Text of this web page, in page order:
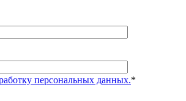
персональных данных.*